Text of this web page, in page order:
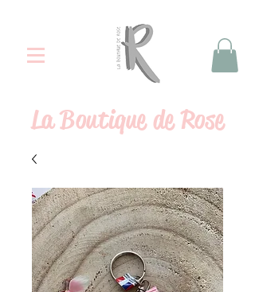
LaBoutique de Rose